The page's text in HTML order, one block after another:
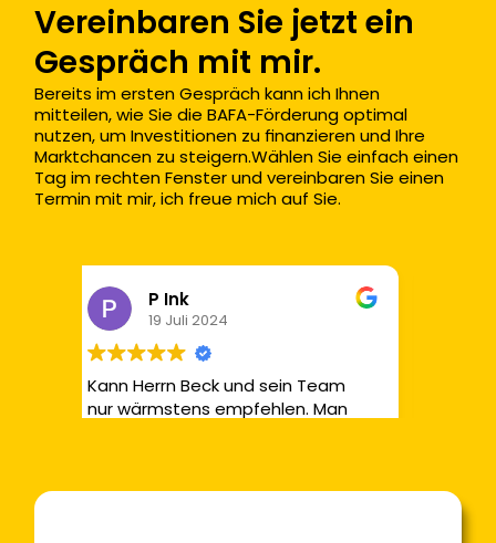
Vereinbaren Sie jetzt ein
Gespräch mit mir.
Bereits im ersten Gespräch kann ich Ihnen
mitteilen, wie Sie die BAFA-Förderung optimal
nutzen, um Investitionen zu finanzieren und Ihre
Marktchancen zu steigern.Wählen Sie einfach einen
Tag im rechten Fenster und vereinbaren Sie einen
Termin mit mir, ich freue mich auf Sie.